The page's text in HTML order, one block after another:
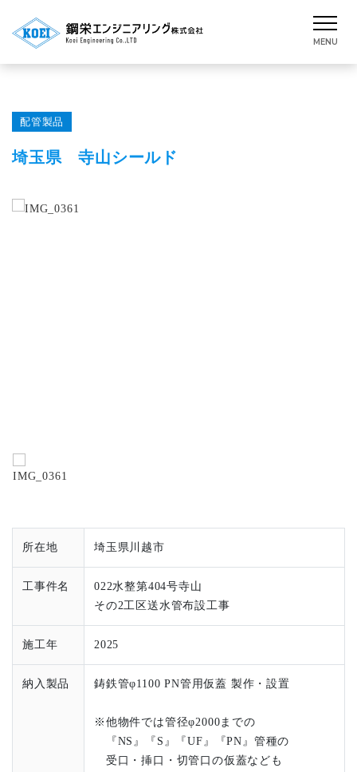
配管製品
埼玉県 寺山シールド
所在地 埼玉県川越市
工事件名
022水整第404号寺山
その2工区送水管布設工事
施工年 2025
納入製品 鋳鉄管φ1100 PN管用仮蓋 製作・設置
※他物件では管径φ2000までの
『NS』『S』『UF』『PN』管種の
受口・挿口・切管口の仮蓋なども